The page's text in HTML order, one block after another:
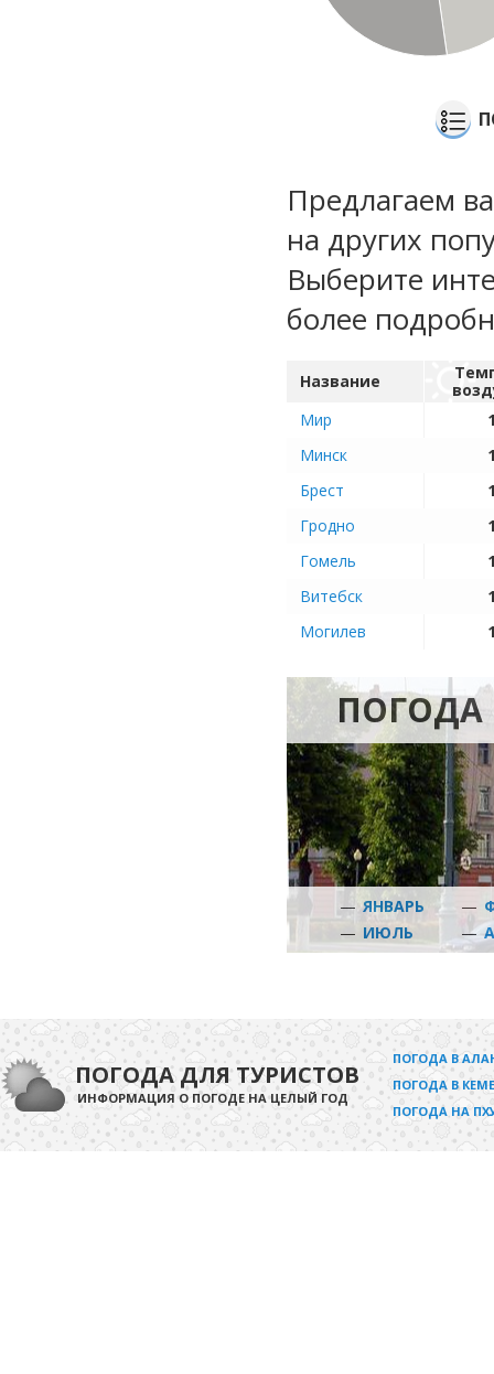
Предлагаем
на других
Выберите
более
Название
Мир
Минск
Брест
Гродно
Гомель
Витебск
Могилев
ПОГОДА
—ЯНВАРЬ —
— ИЮЛЬ —
ПОГОДА ДЛЯ ТУРИСТОВ
ИНФОРМАЦИЯ О ПОГОДЕ НА ЦЕЛЫЙ ГОД
ПОГОДА В
ПОГОДА В
ПОГОДА НА